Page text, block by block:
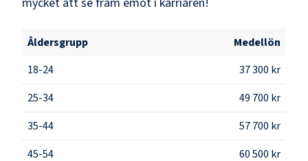
Åldersgrupp
Medellön
18-24
37 300 kr
25-34
49 700 kr
35-44
57 700 kr
45-54
60 500 kr